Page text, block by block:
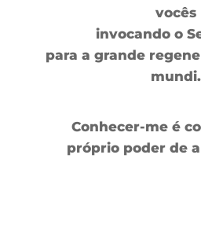
vocês
invocando o
para a grande
mundi.
Conhecer-me é
próprio poder de